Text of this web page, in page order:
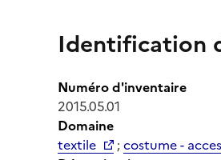
Identification
Numéro d'inventaire
2015.05.01
Domaine
textile
;costume -